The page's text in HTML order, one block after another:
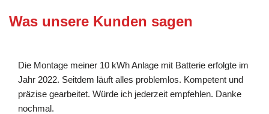
Was unsere Kunden sagen
Die Montage meiner 10 kWh Anlage mit Batterie erfolgte im
Jahr 2022. Seitdem läuft alles problemlos. Kompetent und
präzise gearbeitet. Würde ich jederzeit empfehlen. Danke
nochmal.